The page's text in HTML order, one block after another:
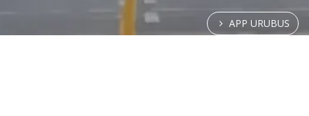
APP URUBUS